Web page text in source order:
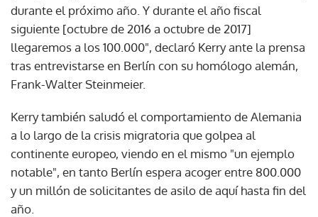
durante el próximo año. Y durante el año fiscal
siguiente [octubre de 2016 a octubre de 2017]
llegaremos a los 100.000", declaró Kerry ante la prensa
tras entrevistarse en Berlín con su homólogo alemán,
Frank-Walter Steinmeier.
Kerry también saludó el comportamiento de Alemania
a lo largo de la crisis migratoria que golpea al
continente europeo, viendo en el mismo "un ejemplo
notable", en tanto Berlín espera acoger entre 800.000
y un millón de solicitantes de asilo de aquí hasta fin del
año.